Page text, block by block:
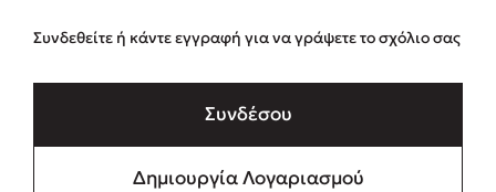
Συνδεθείτε ή κάντε εγγραφή για να γράψετε το σχόλιο σας
Συνδέσου
Δημιουργία Λογαριασμού